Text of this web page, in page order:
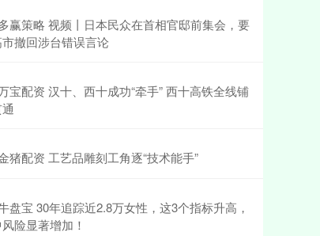
赢策略 视频丨日本民众在首相官邸前集会，要
撤回涉台错误言论
宝配资 汉十、西十成功“牵手” 西十高铁全线铺
猪配资 工艺品雕刻工角逐“技术能手”
盘宝 30年追踪近2.8万女性，这3个指标升高，
险显著增加！